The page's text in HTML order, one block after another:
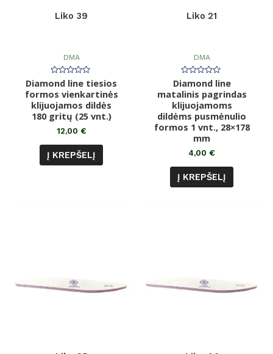
Liko 39
DMA
Įvertinimas:
0
iš
5
Diamond line tiesios
formos vienkartinės
klijuojamos dildės
180 gritų (25 vnt.)
12,00 €
Į KREPŠELĮ
Liko 21
DMA
Įvertinimas:
0
iš
5
Diamond line
matalinis pagrindas
klijuojamoms
dildėms pusmėnulio
formos 1 vnt., 28×178
mm
4,00 €
Į KREPŠELĮ